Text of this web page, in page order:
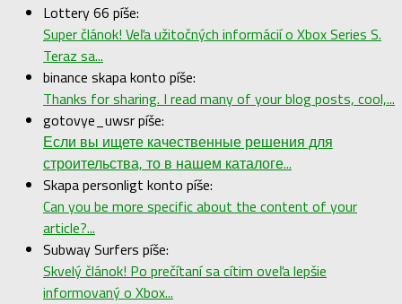
Lottery 66 píše:
Super článok! Veľa užitočných informácií o Xbox Series S.
Teraz sa...
binance skapa konto píše:
Thanks for sharing. I read many of your blog posts, cool,...
gotovye_uwsr píše:
Если вы ищете качественные решения для
строительства, то в нашем каталоге...
Skapa personligt konto píše:
Can you be more specific about the content of your
article?...
Subway Surfers píše:
Skvelý článok! Po prečítaní sa cítim oveľa lepšie
informovaný o Xbox...